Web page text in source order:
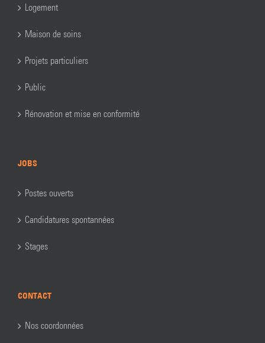
Logement
Maison de soins
Projets particuliers
Public
Rénovation et mise en conformité
JOBS
Postes ouverts
Candidatures spontannées
Stages
CONTACT
Nos coordonnées